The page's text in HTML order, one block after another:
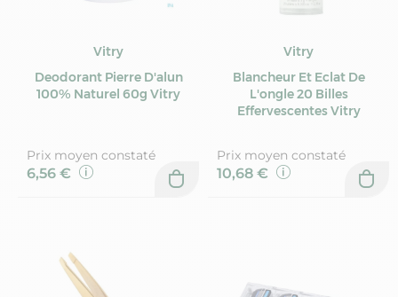
Vitry
Deodorant Pierre D'alun
100% Naturel 60g Vitry
Prix moyen constaté
6,56 €
Vitry
Blancheur Et Eclat De
L'ongle 20 Billes
Effervescentes Vitry
Prix moyen constaté
10,68 €